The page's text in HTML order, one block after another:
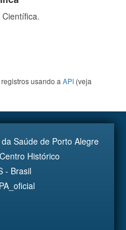
usando a API (veja
Saúde de Porto Alegre
Histórico
- Brasil